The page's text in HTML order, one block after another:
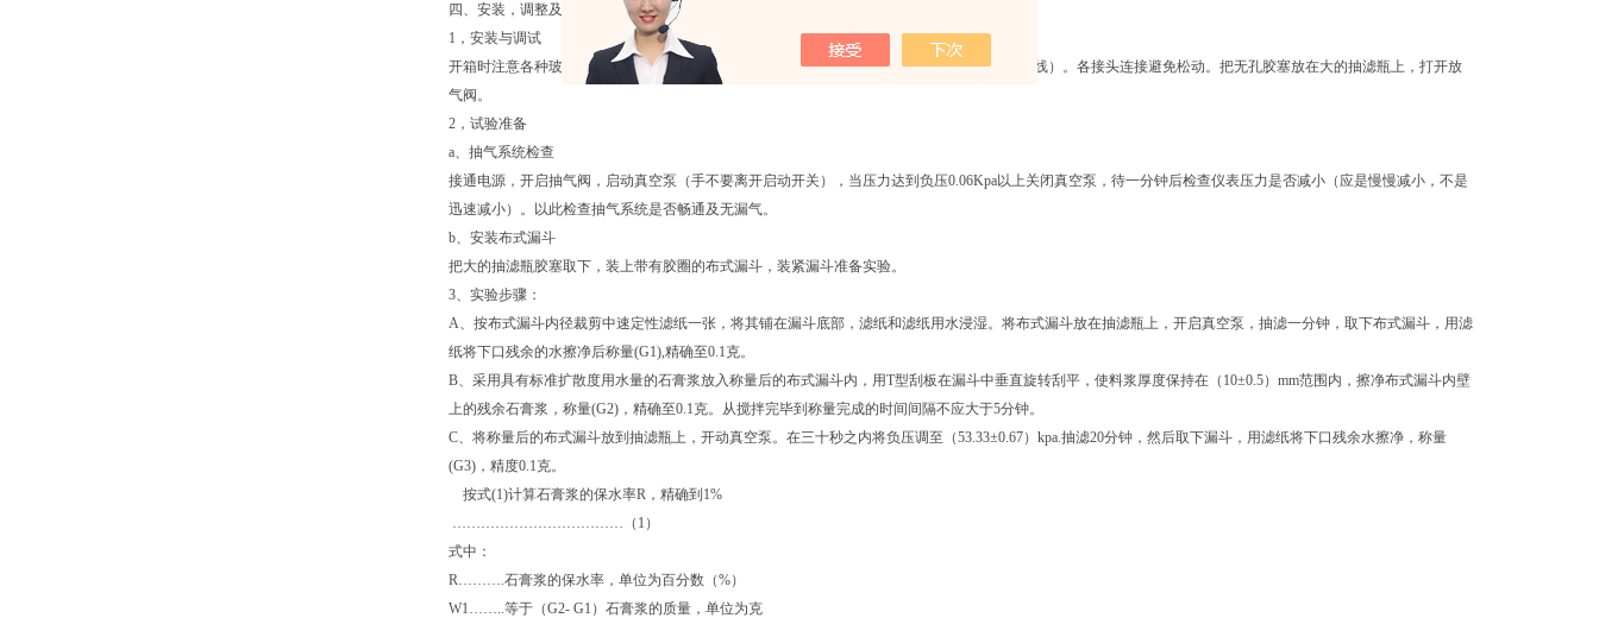
四、安装，调整及实验操作规程
1，安装与调试
开箱时注意各种玻璃容器是否有破损，真空泵润滑油是否注到横线位置（真空泵玻璃窗边的横线）。各接头连接避免松动。把无孔胶塞放在大的抽滤瓶上，打开放
气阀。
2，试验准备
a、抽气系统检查
接通电源，开启抽气阀，启动真空泵（手不要离开启动开关），当压力达到负压0.06Kpa以上关闭真空泵，待一分钟后检查仪表压力是否减小（应是慢慢减小，不是
迅速减小）。以此检查抽气系统是否畅通及无漏气。
b、安装布式漏斗
把大的抽滤瓶胶塞取下，装上带有胶圈的布式漏斗，装紧漏斗准备实验。
3、实验步骤：
A、按布式漏斗内径裁剪中速定性滤纸一张，将其铺在漏斗底部，滤纸和滤纸用水浸湿。将布式漏斗放在抽滤瓶上，开启真空泵，抽滤一分钟，取下布式漏斗，用滤
纸将下口残余的水擦净后称量(G1),精确至0.1克。
B、采用具有标准扩散度用水量的石膏浆放入称量后的布式漏斗内，用T型刮板在漏斗中垂直旋转刮平，使料浆厚度保持在（10±0.5）mm范围内，擦净布式漏斗内壁
上的残余石膏浆，称量(G2)，精确至0.1克。从搅拌完毕到称量完成的时间间隔不应大于5分钟。
C、将称量后的布式漏斗放到抽滤瓶上，开动真空泵。在三十秒之内将负压调至（53.33±0.67）kpa.抽滤20分钟，然后取下漏斗，用滤纸将下口残余水擦净，称量
(G3)，精度0.1克。
按式(1)计算石膏浆的保水率R，精确到1%
………………………………（1）
式中：
R……….石膏浆的保水率，单位为百分数（%）
W1……..等于（G2- G1）石膏浆的质量，单位为克